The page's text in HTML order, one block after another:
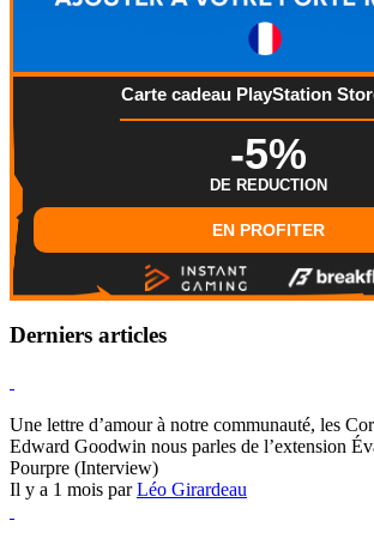
Carte cadeau PlayStation
-5%
DE REDUCTION
EN PROFITER
Derniers articles
Une lettre d’amour à notre communauté, les
Edward Goodwin nous parles de l’extension
Pourpre (Interview)
Il y a 1 mois parLéo Girardeau